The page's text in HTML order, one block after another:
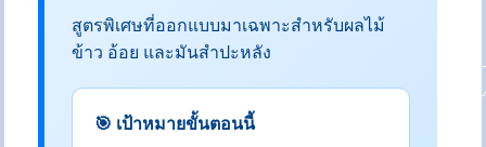
สูตรพิเศษที่ออกแบบมาเฉพาะสำหรับผลไม้
ข้าว อ้อย และมันสำปะหลัง
🎯 เป้าหมายขั้นตอนนี้